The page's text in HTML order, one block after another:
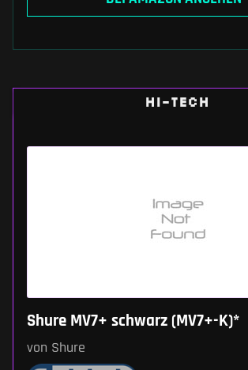
HI-TECH
Shure MV7+ schwarz (MV7+-K)*
von Shure